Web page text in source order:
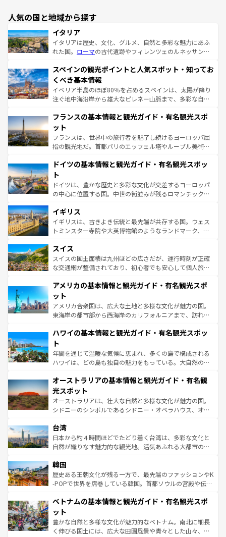
人気の国と地域から探す
イタリア
イタリアは歴史、文化、グルメ、自然と多彩な魅力にあふ
れた国。 ローマの古代遺跡やフィレンツェのルネッサンス
ろん、トスカーナの美しい田園風景やアマルフィ海岸の絶
景など、自然景観も見逃せない。観光の合間には、本場の
ピザやパスタなど、絶品のイタリア料理を堪能することも
できる。朝目覚めてから夜眠るまで、すべての瞬間を楽し
なお、新着のイタリア情報はコンテンツ一覧を参照してほ
しい。
スペインの観光ポイントと人気スポット・知ってお
くべき基本情報
イベリア半島のほぼ80％を占めるスペインは、太陽が降り
注ぐ地中海沿岸から雄大なピレネー山脈まで、多彩な自然
文化が根付くこの国では、情熱的なフラメンコ、熱気あふ
れる闘牛、そして美味しいタパスが生活の一部となってい
る。首都マドリードの洗練された雰囲気や、バルセロナの
アートに溢れた街角から、地方では古代ローマ遺跡や中世
せる。地方によって風土や気候が異なるスペインはその個
ンテンツ一覧 を参照してほしい。
フランスの基本情報と観光ガイド・有名観光スポ
ット
フランスは、世界中の旅行者を魅了し続けるヨーロッパ屈
指の観光地だ。首都パリのエッフェル塔やルーブル美術館
で、幅広い魅力が詰まっている。華麗な宮殿、歴史的な大
聖堂、美しいビーチ、そして豊かな自然が、訪れる者を心
から魅了する。また、フランスは美食の国としても知ら
れ、フランス料理はユネスコ無形文化遺産にも登録されて
香り高いラベンダー畑など、多彩な楽しみ方が可能だ。さ
らに、パリ以外の地域にも魅力が溢れており、どの街角に
も豊かな歴史と文化が息づいている。パリ以外の個性あふ
を参照してほしい。
ドイツの基本情報と観光ガイド・有名観光スポッ
ト
ドイツは、豊かな歴史と多彩な文化が交差するヨーロッパ
の中心に位置する国。中世の街並みが残るロマンチック街
顔を持つこの国は、どこを歩いても飽きることがない。ベ
ルリンの文化的活気、バイエルン州のアルプスの絶景、そ
してライン川沿いのワイン畑といった風景は必見。ビール
は、お酒好きな人にはぜひ体験してほしい。 なお、新着の
ドイツ情報はコンテンツ一覧を参照してほしい。
イギリス
イギリスは、古きよき伝統と最先端が共存する国。ウェス
トミンスター寺院や大英博物館のようなランドマーク、歴
リアごとに異なる魅力がある。また、優雅なアフタヌーン
ティー、ビール好きにはたまらない英国パブ、サッカー観
戦など、本場だからこそできる体験も豊富。イギリスを旅
ンツ一覧を参照してほしい。
スイス
スイスの国土面積は九州ほどの広さだが、運行時刻が正確
な交通網が整備されており、初心者でも安心して個人旅行
の建物がそのまま残る町や、スイスならではのユニークな
博物館もあり、アルプス観光だけでなく町歩きも満喫する
ことができる。国民の所得が高いため物価も高いが、旅行
者向けの交通パス提供のサービスもあり、うまく活用すれ
着のスイス情報はコンテンツ一覧を参照してほしい。
アメリカの基本情報と観光ガイド・有名観光スポ
ット
アメリカ合衆国は、広大な土地と多様な文化が魅力の国。
東海岸の都市部から西海岸のカリフォルニアまで、訪れる
のような巨大都市は、観光、ショッピング、エンターテイ
ンメントが詰まった刺激的なスポットだ。一方、アメリカ
西部には大自然が広がり、グランドキャニオンやイエロー
ストーン国立公園といった絶景が堪能できる。さらに、南
文化が魅力。旅行者はアメリカの各地域で異なる魅力を楽
しみながら、その多様性と豊かな歴史を感じることができ
るだろう。車でのロードトリップや列車の旅も、アメリカ
ならではの贅沢な旅のスタイルだ。 なお、新着のアメリカ
情報は コンテンツ一覧 を参照してほしい。
ハワイの基本情報と観光ガイド・有名観光スポッ
ト
年間を通じて温暖な気候に恵まれ、多くの島で構成される
ハワイは、どの島も独自の魅力をもっている。大自然の神
ワイ島は見逃せない。また、定番の観光地といえばオアフ
島だが、静かな自然を求めるならマウイ島やカウアイ島が
おすすめ。エメラルドグリーンに輝く海をはじめ、豊かな
文化や歴史が息づいている。「アロハスピリット」と呼ば
人々、おいしいローカルフードやハワイアンミュージッ
ク、伝統的なフラダンスなど、すべてがハワイの魅力を彩
っている。訪れるたびに新しい発見と感動が待っているハ
はコンテンツ一覧
オーストラリアの基本情報と観光ガイド・有名観
光スポット
オーストラリアは、壮大な自然と多様な文化が魅力の国。
シドニーのシンボルであるシドニー・オペラハウス、オー
リアリーフや大陸中央部にそびえるウルル（エアーズロッ
ク）、タスマニアの美しい原生林やケアンズの熱帯雨林な
ど、見どころがたくさん。また、カフェやワイン、オージ
いる。アクティビティも充実しており、サーフィンやダイ
ビング、ハイキングなど、アウトドア好きにはたまらな
い。オーストラリアの多彩な魅力を存分に味わいつくそ
参照してほしい。
台湾
日本から約４時間ほどでたどり着く台湾は、多彩な文化と
自然が織りなす魅力的な観光地。活気あふれる大都市の台
ン）、静ひつな山岳地帯である台湾東部など、都市の喧騒
と山間の静けさが共存しており、訪れる人に新しい発見と
驚きをもたらしてくれる。また、奥深い台湾の食文化も魅
容にもいいと評判のスイーツなど、バラエティ豊かな料理
照してほしい。
韓国
歴史ある王朝文化が残る一方で、最先端のファッションやK
-POPで世界を席巻している韓国。首都ソウルの宮殿や伝統
き、地方に足を延ばせば四季折々の自然美を楽しむことが
できる。そして、キムチや焼肉、絶品のストリートフード
まで、さまざまな韓国料理が待っている。夜には、韓国な
らではのナイトライフも堪能できる。あたたかいホスピタ
ベトナムの基本情報と観光ガイド・有名観光スポ
ット
豊かな自然と多様な文化が魅力的なベトナム。南北に細長
く伸びる国土には、広大な田園風景や青々とした山々、世